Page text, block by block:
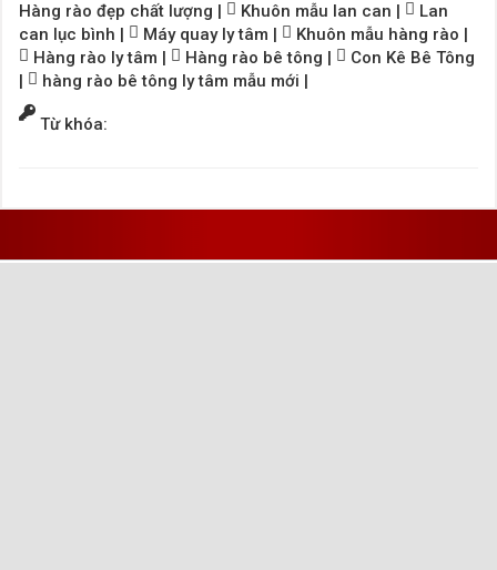
Hàng rào đẹp chất lượng | Khuôn mẫu lan can |
Lan
can lục bình | Máy quay ly tâm | Khuôn mẫu hàng rào |
Hàng rào ly tâm | Hàng rào bê tông |
Con Kê Bê Tông
|
hàng rào bê tông ly tâm mẫu mới |
Từ khóa: